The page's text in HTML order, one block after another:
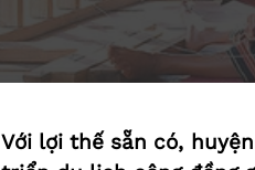
Với lợi thế sẵn có,